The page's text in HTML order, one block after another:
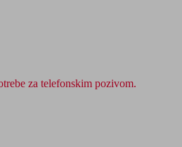
za telefonskim pozivom.